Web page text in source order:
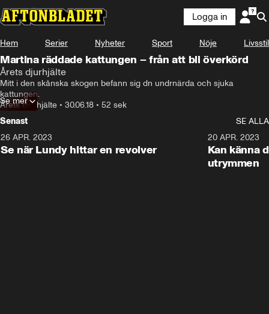
Logga in
Hem Serier Nyheter Sport Nöje Livsstil
Martina räddade kattungen – från att bli överkörd
Årets djurhjälte
Mitt i den skånska skogen befann sig dn undrnärda och sjuka
kattungen.
Årets djurhjälte • 30.06.18 • 52 sek
Se mer
Senast
SE ALLA
26 APR. 2023
Se när Lundy hittar en revolver
20 APR. 2023
Kan känna
utrymmen